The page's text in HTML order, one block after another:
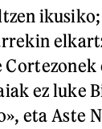
ez luke
eta Aste